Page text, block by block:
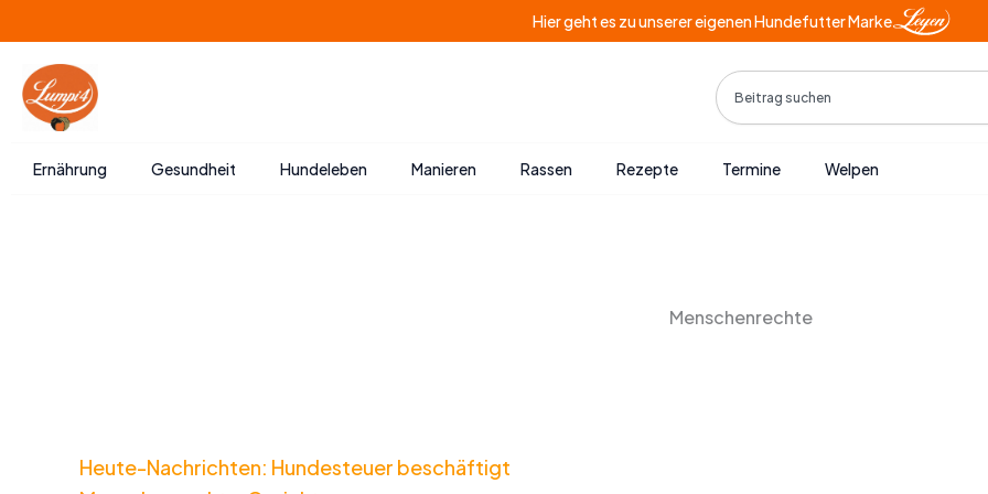
Inhalt
springen
Hier geht es zu unserer eigenen Hundefutter Marke
Search
Ernährung Gesundheit Hundeleben Manieren Rassen Rezepte Termine Welpen
Menschenrechte
Heute-Nachrichten: Hundesteuer beschäftigt